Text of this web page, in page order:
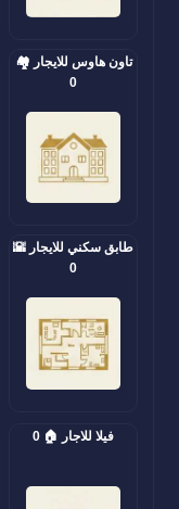
تاون هاوس للايجار 🏘️
0
طابق سكني للايجار 🌇
0
فيلا للاجار 🏠 0